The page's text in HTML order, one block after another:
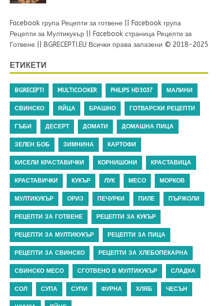
Facebook група Рецепти за готвене
Facebook група
Рецепти за Мултикукър
Facebook страница Рецепти за
Готвене
BGRECEPTI.EU Всички права запазени © 2018-2025
ЕТИКЕТИ
BGRECEPTI MULTICOOKER PHILIPS HD3037 МАЛИНИ
СВИНСКО ЯЙЦА БРАШНО ГОТВАРСКИ РЕЦЕПТИ
ГЪБИ ДЕСЕРТ ДОМАТИ ДОМАШНА ПИЦА
ЗЕЛЕН БОБ ЗИМНИНА КАРТОФИ
КИСЕЛИ КРАСТАВИЧКИ КОРНИШОНИ КРАСТАВИЦА
КРАСТАВИЧКИ КУКЪР ЛУК МЕСО МОРКОВ
МУЛТИКУКЪР ОРИЗ ПЕЧУРКИ ПИЛЕ ПЪРЖОЛИ
РЕЦЕПТИ ЗА ГОТВЕНЕ РЕЦЕПТИ ЗА КУКЪР
РЕЦЕПТИ ЗА МУЛТИКУКЪР РЕЦЕПТИ ЗА ПИЦА
РЕЦЕПТИ ЗА СВИНСКО РЕЦЕПТИ ЗА ХЛЕБОПЕКАРНА
СВИНСКО МЕСО СГОТВЕНО В МУЛТИКУКЪР СЛАДКА
СОЛ СУПА СУПИ ФУРНА ХЛЯБ ЧЕСЪН